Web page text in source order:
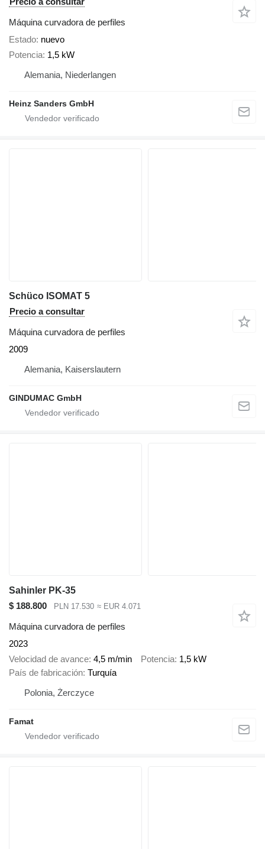
Máquina curvadora de perfiles
Estado nuevo
Potencia 1,5 kW
Alemania, Niederlangen
Heinz Sanders GmbH
Schüco ISOMAT 5
Precio a consultar
Máquina curvadora de perfiles
2009
Alemania, Kaiserslautern
GINDUMAC GmbH
Sahinler PK-35
$ 188.800
PLN 17.530 ≈ EUR 4.071
Máquina curvadora de perfiles
2023
Velocidad de avance 4,5 m/min Potencia 1,5 kW
País de fabricación Turquía
Polonia, Żerczyce
Famat